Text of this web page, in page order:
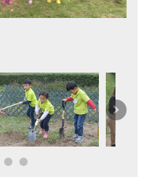
下
一